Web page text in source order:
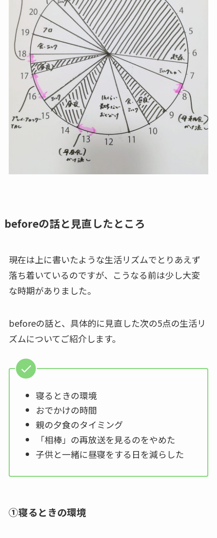
beforeの話と見直したところ
現在は上に書いたような生活リズムでとりあえず
落ち着いているのですが、こうなる前は少し大変
な時期がありました。
beforeの話と、具体的に見直した次の5点の生活リ
ズムについてご紹介します。
寝るときの環境
おでかけの時間
親の夕食のタイミング
「相棒」の再放送を見るのをやめた
子供と一緒に昼寝をする日を減らした
①寝るときの環境